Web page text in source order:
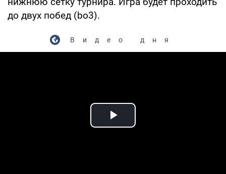
до двух побед (bo3).
Видео дня
Play Video